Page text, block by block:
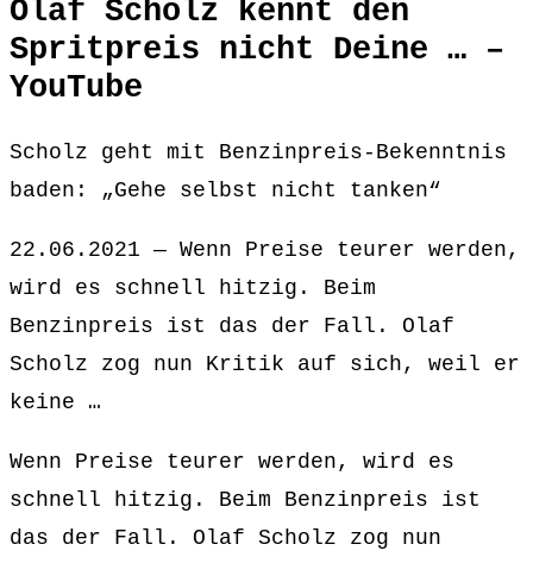
Olaf Scholz kennt den
Spritpreis nicht Deine … –
YouTube
Scholz geht mit Benzinpreis-Bekenntnis
baden: „Gehe selbst nicht tanken“
22.06.2021 — Wenn Preise teurer werden,
wird es schnell hitzig. Beim
Benzinpreis ist das der Fall. Olaf
Scholz zog nun Kritik auf sich, weil er
keine …
Wenn Preise teurer werden, wird es
schnell hitzig. Beim Benzinpreis ist
das der Fall. Olaf Scholz zog nun